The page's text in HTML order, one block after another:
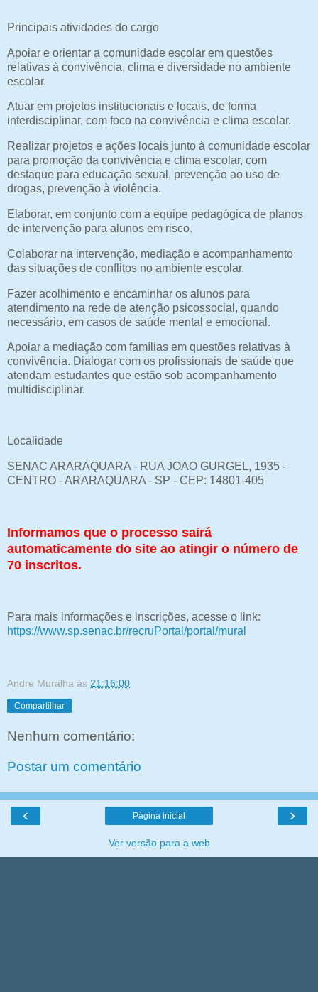
Principais atividades do cargo
Apoiar e orientar a comunidade escolar em questões
relativas à convivência, clima e diversidade no ambiente
escolar.
Atuar em projetos institucionais e locais, de forma
interdisciplinar, com foco na convivência e clima escolar.
Realizar projetos e ações locais junto à comunidade escolar
para promoção da convivência e clima escolar, com
destaque para educação sexual, prevenção ao uso de
drogas, prevenção à violência.
Elaborar, em conjunto com a equipe pedagógica de planos
de intervenção para alunos em risco.
Colaborar na intervenção, mediação e acompanhamento
das situações de conflitos no ambiente escolar.
Fazer acolhimento e encaminhar os alunos para
atendimento na rede de atenção psicossocial, quando
necessário, em casos de saúde mental e emocional.
Apoiar a mediação com famílias em questões relativas à
convivência. Dialogar com os profissionais de saúde que
atendam estudantes que estão sob acompanhamento
multidisciplinar.
Localidade
SENAC ARARAQUARA - RUA JOAO GURGEL, 1935 -
CENTRO - ARARAQUARA - SP - CEP: 14801-405
Informamos que o processo sairá
automaticamente do site ao atingir o número de
70 inscritos.
Para mais informações e inscrições, acesse o link:
https://www.sp.senac.br/recruPortal/portal/mural
Andre Muralha às 21:16:00
Compartilhar
Nenhum comentário:
Postar um comentário
‹ ›
Página inicial
Ver versão para a web